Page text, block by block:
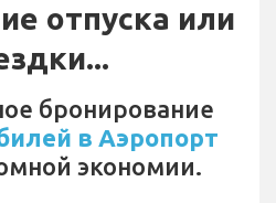
отпуска или
бронирование
в Аэропорт
экономии.